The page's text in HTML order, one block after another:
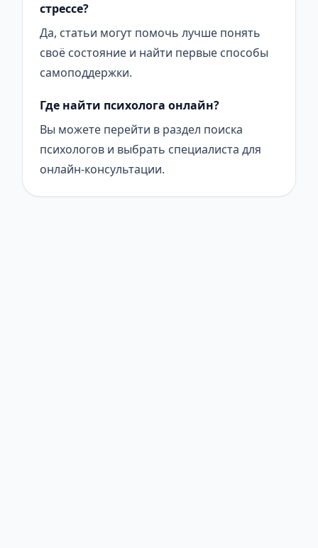
стрессе?
Да, статьи могут помочь лучше понять
своё состояние и найти первые способы
самоподдержки.
Где найти психолога онлайн?
Вы можете перейти в раздел поиска
психологов и выбрать специалиста для
онлайн-консультации.